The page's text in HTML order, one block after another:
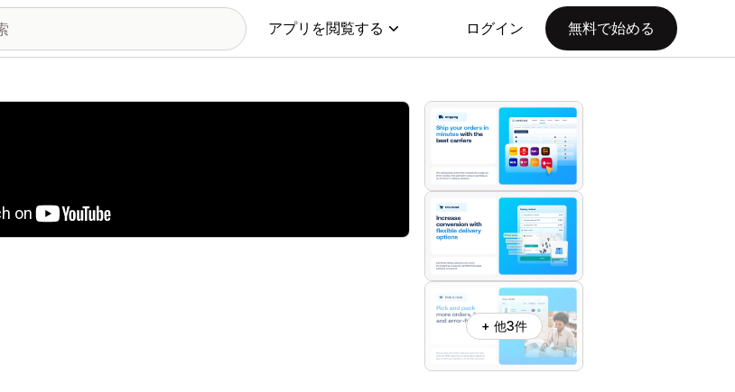
アプリを閲覧する ログイン 無料で始める
ー
+ 他3件